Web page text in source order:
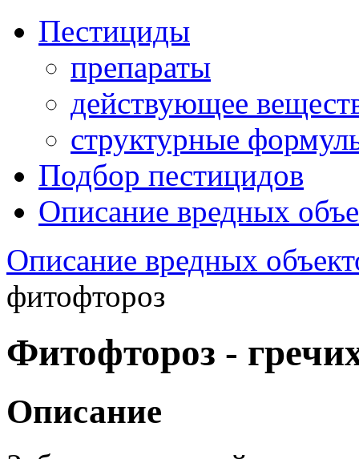
Пестициды
препараты
действующее
структурные
Подбор пестицидов
Описание вредных
Описание вредных
фитофтороз
Фитофтороз -
Описание